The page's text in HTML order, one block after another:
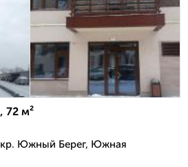
72 м²
Южный Берег, Южная